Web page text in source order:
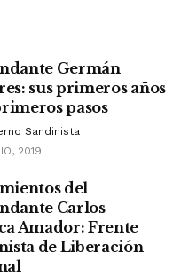
Germán
sus primeros años
pasos
Sandinista
2019
del
Carlos
Amador: Frente
de Liberación